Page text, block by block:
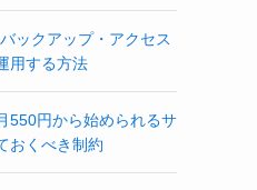
ックアップ・アクセス
用する方法
550円から始められるサ
おくべき制約